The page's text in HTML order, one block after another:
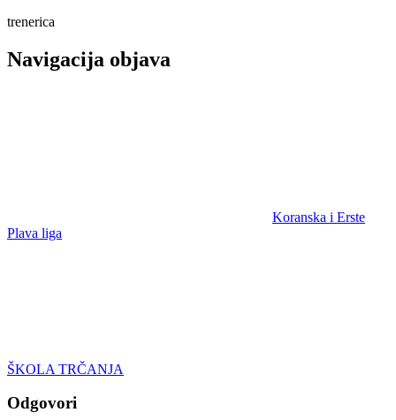
trenerica
Navigacija objava
Koranska i Erste
Plava liga
ŠKOLA TRČANJA
Odgovori